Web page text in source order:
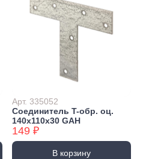
Арт. 335052
Соединитель T-обр. оц.
140x110x30 GAH
149 ₽
В корзину